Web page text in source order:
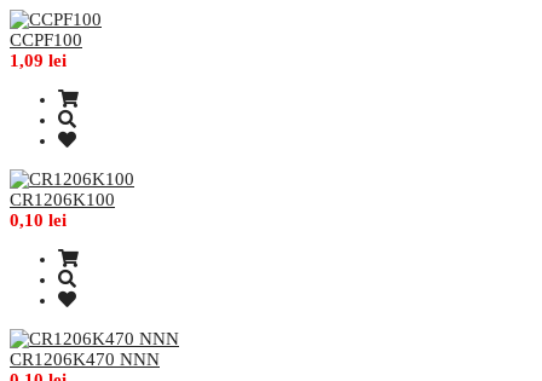
CCPF100
1,09 lei
CR1206K100
0,10 lei
CR1206K470 NNN